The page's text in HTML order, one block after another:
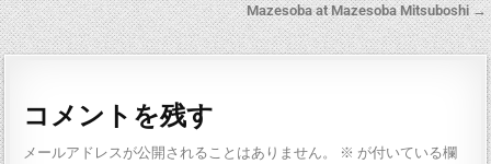
Mazesoba at Mazesoba Mitsuboshi →
コメントを残す
メールアドレスが公開されることはありません。 ※ が付いている欄